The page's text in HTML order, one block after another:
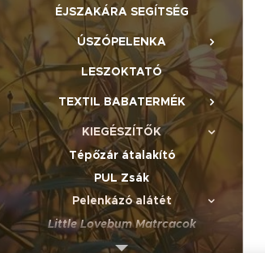
ÉJSZAKÁRA SEGÍTSÉG
ÚSZÓPELENKA
LESZOKTATÓ
TEXTIL BABATERMÉK
KIEGÉSZÍTŐK
Tépőzár átalakító
PUL Zsák
Pelenkázó alátét
Little Lovebum Matrcacok